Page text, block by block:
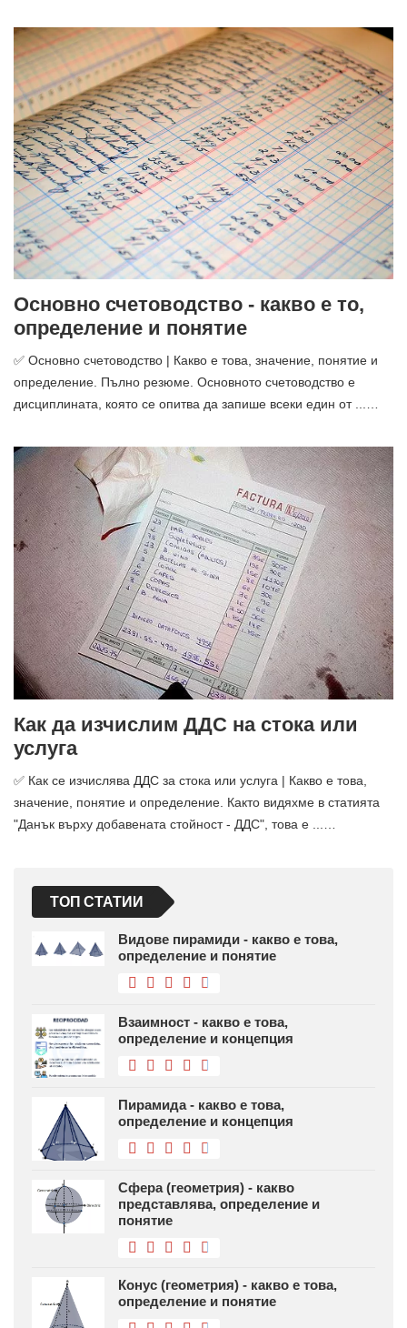
Основно счетоводство - какво е то,
определение и понятие
✅ Основно счетоводство | Какво е това, значение, понятие и
определение. Пълно резюме. Основното счетоводство е
дисциплината, която се опитва да запише всеки един от ...…
Как да изчислим ДДС на стока или
услуга
✅ Как се изчислява ДДС за стока или услуга | Какво е това,
значение, понятие и определение. Както видяхме в статията
"Данък върху добавената стойност - ДДС", това е ...…
ТОП СТАТИИ
Видове пирамиди - какво е това,
определение и понятие
Взаимност - какво е това,
определение и концепция
Пирамида - какво е това,
определение и концепция
Сфера (геометрия) - какво
представлява, определение и
понятие
Конус (геометрия) - какво е това,
определение и понятие